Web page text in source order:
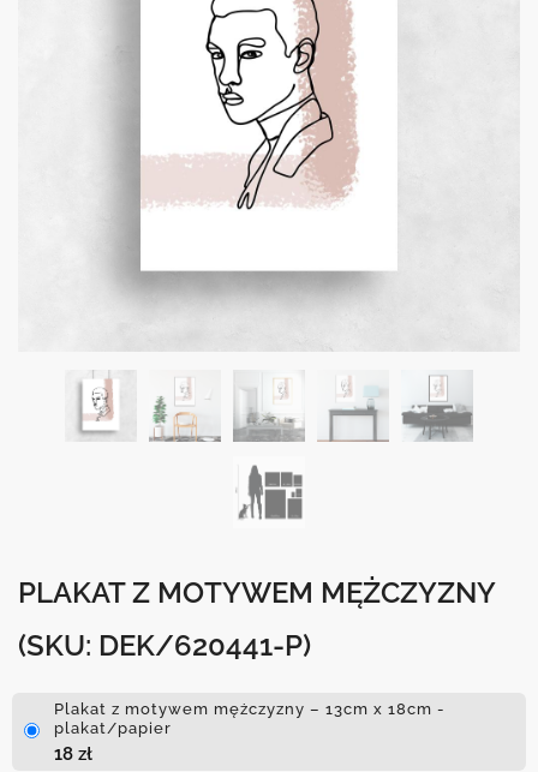
PLAKAT Z MOTYWEM MĘŻCZYZNY
(SKU: DEK/620441-P)
Plakat z motywem mężczyzny – 13cm x 18cm -
plakat/papier
18 zł